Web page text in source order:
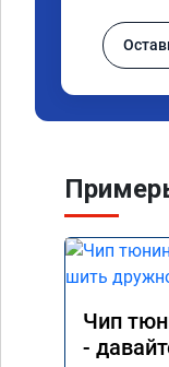
Чип
-